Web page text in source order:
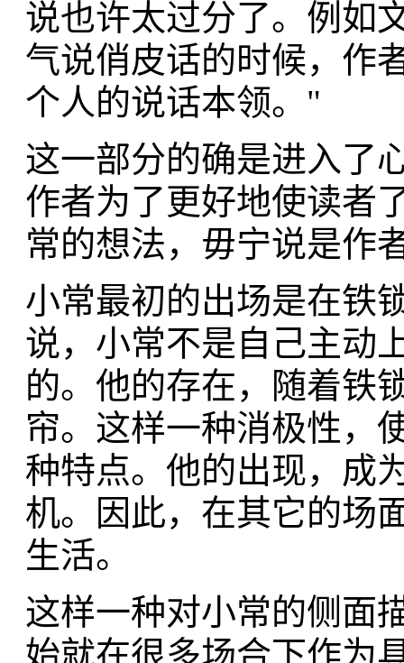
说也许太过分了。例如
气说俏皮话的时候，作
个人的说话本领。"
这一部分的确是进入了
作者为了更好地使读者
常的想法，毋宁说是作
小常最初的出场是在铁
说，小常不是自己主动
的。他的存在，随着铁
帘。这样一种消极性，
种特点。他的出现，成
机。因此，在其它的场
生活。
这样一种对小常的侧面
始就在很多场合下作为